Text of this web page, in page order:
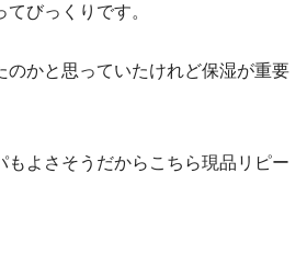
びっくりです。
のかと思っていたけれど保湿が重要
もよさそうだからこちら現品リピー